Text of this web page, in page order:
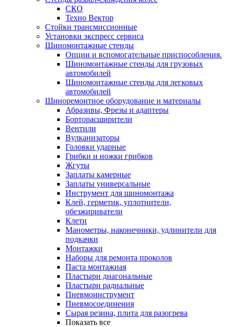
СКО
Техно Вектор
Стойки трансмиссионные
Установки экспресс сервиса
Шиномонтажные стенды
Опции и вспомогательные приспособления.
Шиномонтажные стенды для грузовых
автомобилей
Шиномонтажные стенды для легковых
автомобилей
Шиноремонтное оборудование и материалы
Абразивы, Фрезы и адаптеры
Борторасширители
Вентили
Вулканизаторы
Головки ударные
Грибки и ножки грибков
Жгуты
Заплаты камерные
Заплаты универсальные
Инструмент для шиномонтажа
Клей, герметик, уплотнители,
обезжириватели
Клети
Манометры, наконечники, удлинители для
подкачки
Монтажки
Наборы для ремонта проколов
Паста монтажная
Пластыри диагональные
Пластыри радиальные
Пневмоинструмент
Пневмосоединения
Сырая резина, плита для разогрева
Показать все